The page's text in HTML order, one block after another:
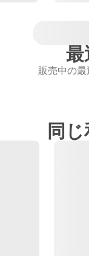
最
販売中の最
同